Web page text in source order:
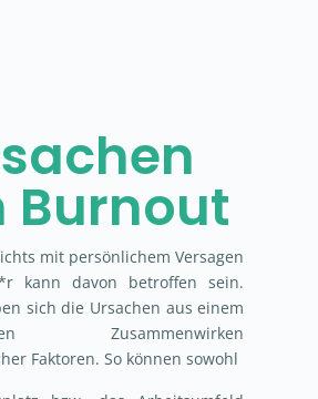
Burnout
mit persönlichem Versagen
kann davon betroffen sein.
sich die Ursachen aus einem
Zusammenwirken
Faktoren. So können sowohl